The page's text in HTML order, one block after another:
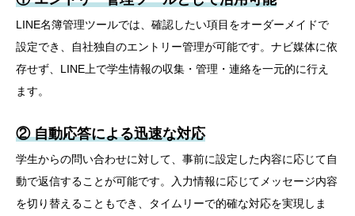
LINE名簿管理ツールでは、確認したい項目をオーダーメイドで
設定でき、自社独自のエントリー管理が可能です。ナビ媒体に依
存せず、LINE上で学生情報の収集・管理・連絡を一元的に行え
ます。
② 自動応答による迅速な対応
学生からの問い合わせに対して、事前に設定した内容に応じて自
動で返信することが可能です。入力情報に応じてメッセージ内容
を切り替えることもでき、タイムリーで的確な対応を実現しま